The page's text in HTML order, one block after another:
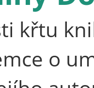
křtu
o